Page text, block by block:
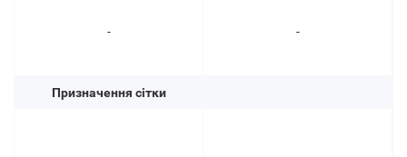
-
Призначення сітки
-